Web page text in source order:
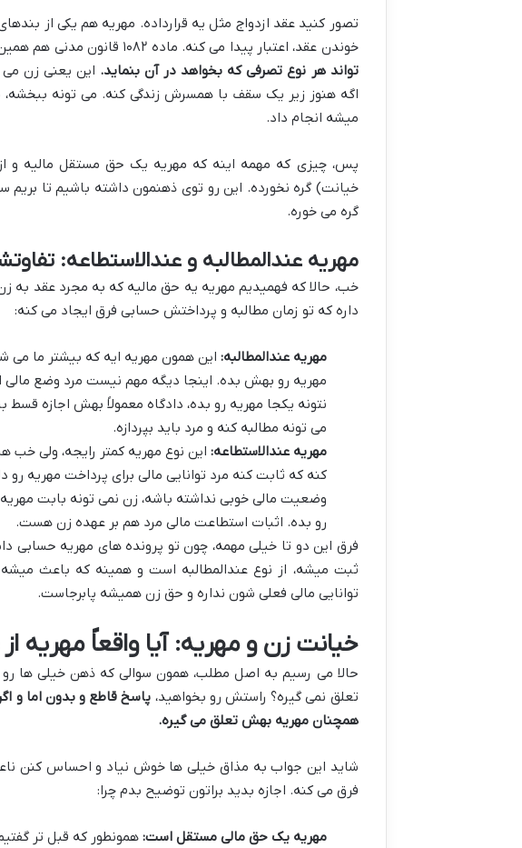
تصور کنید عقد ازدواج مثل یه قرارداده. مهریه هم یکی از
خوندن عقد، اعتبار پیدا می کنه. ماده ۱۰۸۲ قانون مدنی هم همین رو میگه:
تواند هر نوع تصرفی که بخواهد در آن بنماید. این یعنی زن
اگه هنوز زیر یک سقف با همسرش زندگی کنه. می تونه
میشه انجام داد.
پس، چیزی که مهمه اینه که مهریه یک حق مستقل مالیه و از
خیانت) گره نخورده. این رو توی ذهنمون داشته باشیم تا
گره می خوره.
مهریه عندالمطالبه و عندالاستطاعه:
خب، حالا که فهمیدیم مهریه یه حق مالیه که به مجرد عقد به
داره که تو زمان مطالبه و پرداختش حسابی فرق ایجاد می کنه:
مهریه عندالمطالبه: این همون مهریه ایه که بیشتر ما می
مهریه رو بهش بده. اینجا دیگه مهم نیست مرد وضع مالی
نتونه یکجا مهریه رو بده، دادگاه معمولاً بهش اجازه
می تونه مطالبه کنه و مرد باید بپردازه.
مهریه عندالاستطاعه: این نوع مهریه کمتر رایجه، ولی خب
کنه که ثابت کنه مرد توانایی مالی برای پرداخت مهریه رو
وضعیت مالی خوبی نداشته باشه، زن نمی تونه بابت
رو بده. اثبات استطاعت مالی مرد هم بر عهده زن هست.
فرق این دو تا خیلی مهمه، چون تو پرونده های مهریه حسابی
ثبت میشه، از نوع عندالمطالبه است و همینه که باعث
توانایی مالی فعلی شون نداره و حق زن همیشه پابرجاست.
خیانت زن و مهریه: آیا واقعاً مهریه
حالا می رسیم به اصل مطلب، همون سوالی که ذهن خیلی ها رو
تعلق نمی گیره؟ راستش رو بخواهید، پاسخ قاطع و بدون اما و
همچنان مهریه بهش تعلق می گیره.
شاید این جواب به مذاق خیلی ها خوش نیاد و احساس کنن
فرق می کنه. اجازه بدید براتون توضیح بدم چرا:
مهریه یک حق مالی مستقل است: همونطور که قبل تر